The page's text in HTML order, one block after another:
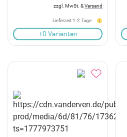
zzgl. MwSt. &Versand
Lieferzeit 1-2 Tage
+0 Varianten